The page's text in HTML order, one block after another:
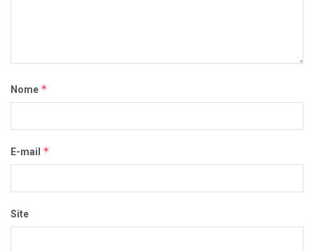
Nome *
E-mail *
Site